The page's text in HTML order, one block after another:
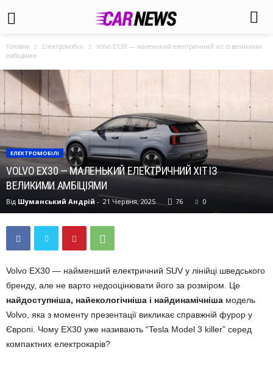
Головна Електромобілі
Volvo EX30 — маленький електричний хіт із великими
амбіціями
ЕЛЕКТРОМОБІЛІ
VOLVO EX30 — МАЛЕНЬКИЙ ЕЛЕКТРИЧНИЙ ХІТ ІЗ
ВЕЛИКИМИ АМБІЦІЯМИ
Від Шуманський Андрій - 21 Червня, 2025 76 0
Volvo EX30 — найменший електричний SUV у лінійці шведського
бренду, але не варто недооцінювати його за розміром. Це
найдоступніша, найекологічніша і найдинамічніша модель
Volvo, яка з моменту презентації викликає справжній фурор у
Європі. Чому EX30 уже називають “Tesla Model 3 killer” серед
компактних електрокарів?